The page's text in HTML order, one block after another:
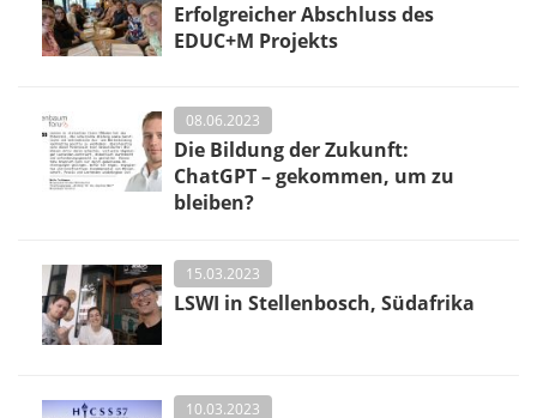
Erfolgreicher Abschluss des
EDUC+M Projekts
08.06.2023
Die Bildung der Zukunft:
ChatGPT – gekommen, um zu
bleiben?
15.03.2023
LSWI in Stellenbosch, Südafrika
10.03.2023